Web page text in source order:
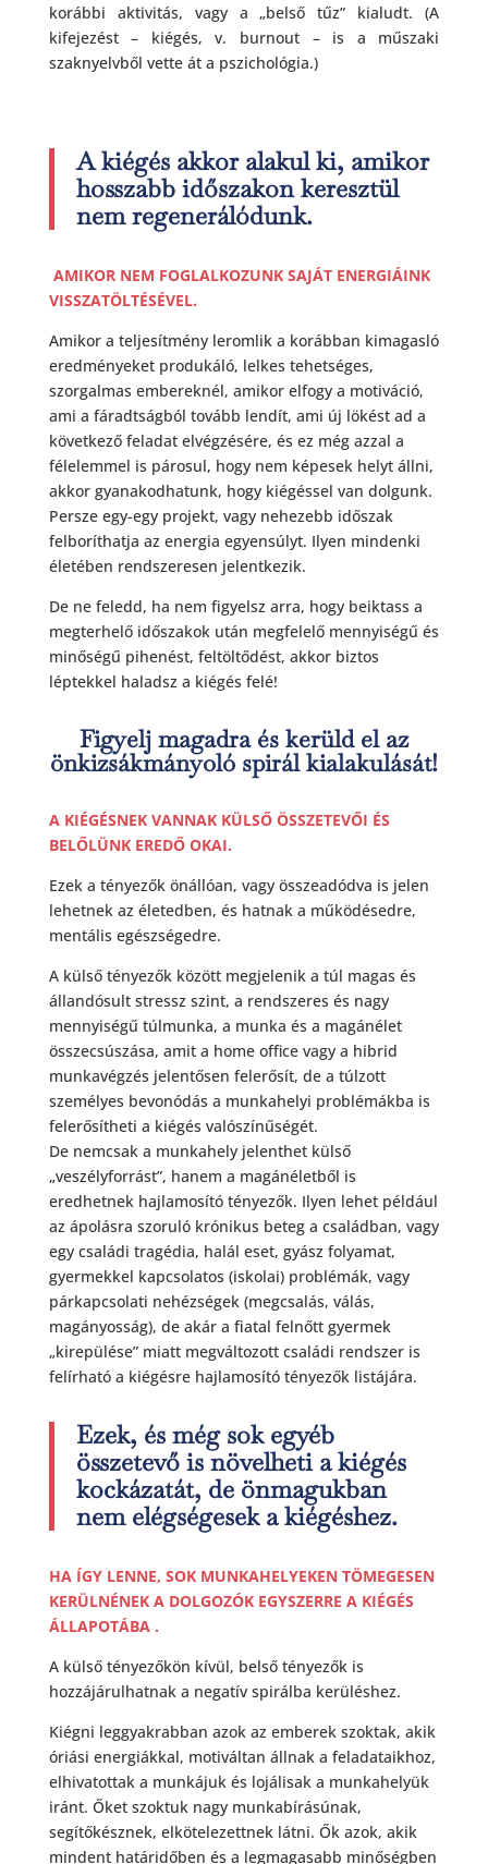
korábbi aktivitás, vagy a „belső tűz” kialudt. (A
kifejezést – kiégés, v. burnout – is a műszaki
szaknyelvből vette át a pszichológia.)
A kiégés akkor alakul ki, amikor
hosszabb időszakon keresztül
nem regenerálódunk.
AMIKOR NEM FOGLALKOZUNK SAJÁT ENERGIÁINK
VISSZATÖLTÉSÉVEL.
Amikor a teljesítmény leromlik a korábban kimagasló
eredményeket produkáló, lelkes tehetséges,
szorgalmas embereknél, amikor elfogy a motiváció,
ami a fáradtságból tovább lendít, ami új lökést ad a
következő feladat elvégzésére, és ez még azzal a
félelemmel is párosul, hogy nem képesek helyt állni,
akkor gyanakodhatunk, hogy kiégéssel van dolgunk.
Persze egy-egy projekt, vagy nehezebb időszak
felboríthatja az energia egyensúlyt. Ilyen mindenki
életében rendszeresen jelentkezik.
De ne feledd, ha nem figyelsz arra, hogy beiktass a
megterhelő időszakok után megfelelő mennyiségű és
minőségű pihenést, feltöltődést, akkor biztos
léptekkel haladsz a kiégés felé!
Figyelj magadra és kerüld el az
önkizsákmányoló spirál kialakulását!
A KIÉGÉSNEK VANNAK KÜLSŐ ÖSSZETEVŐI ÉS
BELŐLÜNK EREDŐ OKAI.
Ezek a tényezők önállóan, vagy összeadódva is jelen
lehetnek az életedben, és hatnak a működésedre,
mentális egészségedre.
A külső tényezők között megjelenik a túl magas és
állandósult stressz szint, a rendszeres és nagy
mennyiségű túlmunka, a munka és a magánélet
összecsúszása, amit a home office vagy a hibrid
munkavégzés jelentősen felerősít, de a túlzott
személyes bevonódás a munkahelyi problémákba is
felerősítheti a kiégés valószínűségét.
De nemcsak a munkahely jelenthet külső
„veszélyforrást”, hanem a magánéletből is
eredhetnek hajlamosító tényezők. Ilyen lehet például
az ápolásra szoruló krónikus beteg a családban, vagy
egy családi tragédia, halál eset, gyász folyamat,
gyermekkel kapcsolatos (iskolai) problémák, vagy
párkapcsolati nehézségek (megcsalás, válás,
magányosság), de akár a fiatal felnőtt gyermek
„kirepülése” miatt megváltozott családi rendszer is
felírható a kiégésre hajlamosító tényezők listájára.
Ezek, és még sok egyéb
összetevő is növelheti a kiégés
kockázatát, de önmagukban
nem elégségesek a kiégéshez.
HA ÍGY LENNE, SOK MUNKAHELYEKEN TÖMEGESEN
KERÜLNÉNEK A DOLGOZÓK EGYSZERRE A KIÉGÉS
ÁLLAPOTÁBA .
A külső tényezőkön kívül, belső tényezők is
hozzájárulhatnak a negatív spirálba kerüléshez.
Kiégni leggyakrabban azok az emberek szoktak, akik
óriási energiákkal, motiváltan állnak a feladataikhoz,
elhivatottak a munkájuk és lojálisak a munkahelyük
iránt. Őket szoktuk nagy munkabírásúnak,
segítőkésznek, elkötelezettnek látni. Ők azok, akik
mindent határidőben és a legmagasabb minőségben